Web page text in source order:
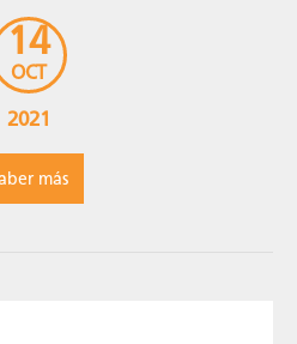
14
OCT
2021
más
[…]